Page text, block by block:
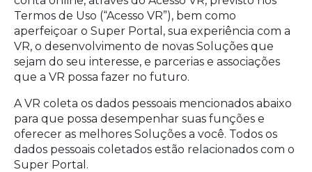
Termos de Uso (“Acesso VR”), bem como
aperfeiçoar o Super Portal, sua experiência com a
VR, o desenvolvimento de novas Soluções que
sejam do seu interesse, e parcerias e associações
que a VR possa fazer no futuro.
A VR coleta os dados pessoais mencionados abaixo
para que possa desempenhar suas funções e
oferecer as melhores Soluções a você. Todos os
dados pessoais coletados estão relacionados com o
Super Portal.